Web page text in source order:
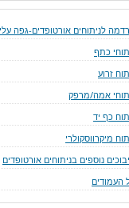
לניתוחים אורטופדים-גפה
כתף
זרוע
אמה/מרפק
כף יד
מיקרווסקולרי
נוספים בניתוחים אורטופדים
העמודים